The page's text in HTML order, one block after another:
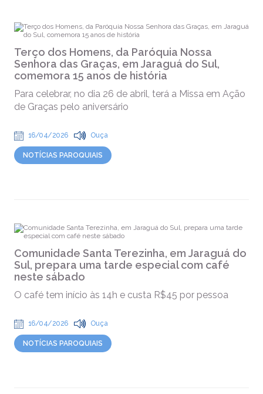
Terço dos Homens, da Paróquia Nossa
Senhora das Graças, em Jaraguá do Sul,
comemora 15 anos de história
Para celebrar, no dia 26 de abril, terá a Missa em Ação
de Graças pelo aniversário
16/04/2026 Ouça
NOTÍCIAS PAROQUIAIS
Comunidade Santa Terezinha, em Jaraguá do
Sul, prepara uma tarde especial com café
neste sábado
O café tem início às 14h e custa R$45 por pessoa
16/04/2026 Ouça
NOTÍCIAS PAROQUIAIS